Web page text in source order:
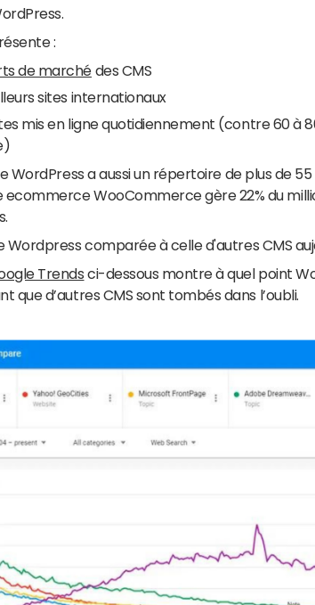
:
de marché des CMS
sites internationaux
mis en ligne quotidiennement (contre 60 à
WordPress a aussi un répertoire de plus de
ecommerce WooCommerce gère 22% du
Wordpress comparée à celle d'autres CMS
Trends ci-dessous montre à quel point
que d’autres CMS sont tombés dans l’oubli.